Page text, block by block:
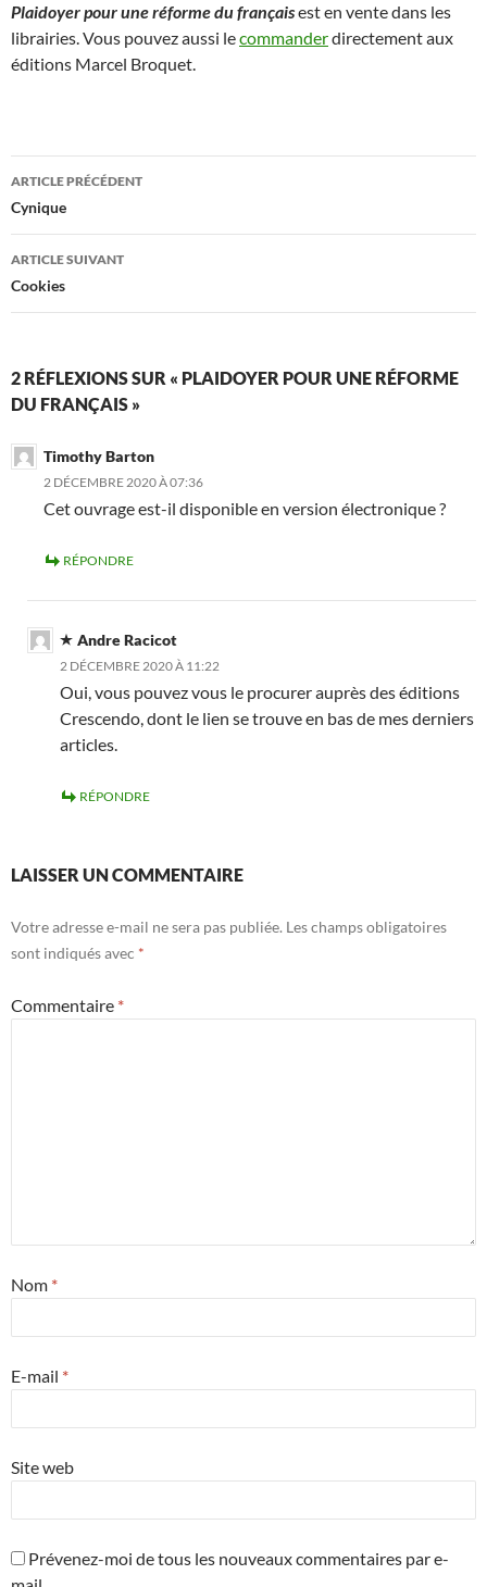
Plaidoyer pour une réforme du françaisest en vente dans les
librairies. Vous pouvez aussi lecommanderdirectement aux
éditions Marcel Broquet.
Navigation
des
articles
ARTICLE PRÉCÉDENT
Cynique
ARTICLE SUIVANT
Cookies
2 RÉFLEXIONS SUR « PLAIDOYER POUR UNE RÉFORME
DU FRANÇAIS »
Timothy Barton
2 DÉCEMBRE 2020 À 07:36
Cet ouvrage est-il disponible en version électronique ?
RÉPONDRE
Andre Racicot
2 DÉCEMBRE 2020 À 11:22
Oui, vous pouvez vous le procurer auprès des éditions
Crescendo, dont le lien se trouve en bas de mes derniers
articles.
RÉPONDRE
LAISSER UN COMMENTAIRE
Votre adresse e-mail ne sera pas publiée. Les champs obligatoires
sont indiqués avec *
Commentaire *
Nom *
E-mail *
Site web
Prévenez-moi de tous les nouveaux commentaires par e-